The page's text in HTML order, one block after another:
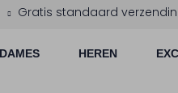
Gratis standaard
DAMES HEREN